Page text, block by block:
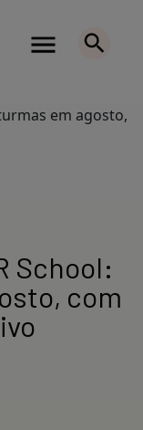
School:
com